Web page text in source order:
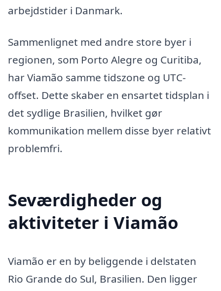
arbejdstider i Danmark.
Sammenlignet med andre store byer i
regionen, som Porto Alegre og Curitiba,
har Viamão samme tidszone og UTC-
offset. Dette skaber en ensartet tidsplan i
det sydlige Brasilien, hvilket gør
kommunikation mellem disse byer relativt
problemfri.
Seværdigheder og
aktiviteter i Viamão
Viamão er en by beliggende i delstaten
Rio Grande do Sul, Brasilien. Den ligger